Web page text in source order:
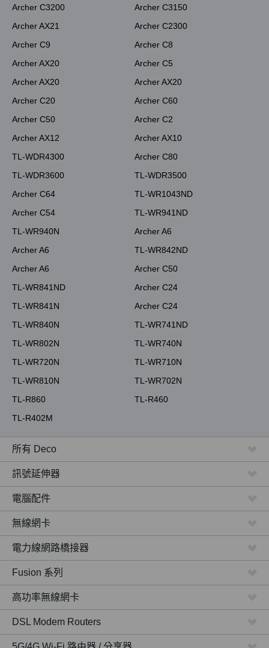
Archer C3200
Archer C3150
Archer AX21
Archer C2300
Archer C9
Archer C8
Archer AX20
Archer C5
Archer AX20
Archer AX20
Archer C20
Archer C60
Archer C50
Archer C2
Archer AX12
Archer AX10
TL-WDR4300
Archer C80
TL-WDR3600
TL-WDR3500
Archer C64
TL-WR1043ND
Archer C54
TL-WR941ND
TL-WR940N
Archer A6
Archer A6
TL-WR842ND
Archer A6
Archer C50
TL-WR841ND
Archer C24
TL-WR841N
Archer C24
TL-WR840N
TL-WR741ND
TL-WR802N
TL-WR740N
TL-WR720N
TL-WR710N
TL-WR810N
TL-WR702N
TL-R860
TL-R460
TL-R402M
所有 Deco
訊號延伸器
電腦配件
無線網卡
電力線網路橋接器
Fusion 系列
高功率無線網卡
DSL Modem Routers